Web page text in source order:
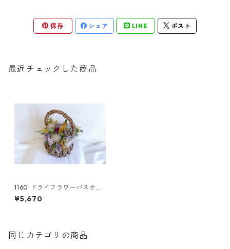
保存 シェア LINE ポスト
最近チェックした商品
1160 ドライフラワーバスケッ
ト ミモザ
¥5,670
同じカテゴリの商品